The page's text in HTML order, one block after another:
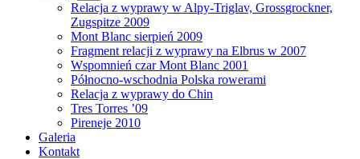
Relacja z wyprawy w Alpy-Triglav, Grossgrockner,
Zugspitze 2009
Mont Blanc sierpień 2009
Fragment relacji z wyprawy na Elbrus w 2007
Wspomnień czar Mont Blanc 2001
Północno-wschodnia Polska rowerami
Relacja z wyprawy do Chin
Tres Torres ’09
Pireneje 2010
Galeria
Kontakt